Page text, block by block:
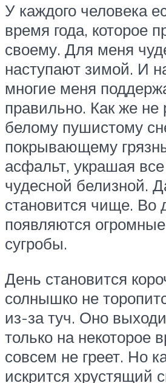
У каждого человека
время года, которое
своему. Для меня
наступают зимой. И
многие меня
правильно. Как же не
белому пушистому
покрывающему
асфальт, украшая все
чудесной белизной.
становится чище. Во
появляются
сугробы.
День становится
солнышко не
из-за туч. Оно
только на некоторое
совсем не греет. Но
искрится хрустящий